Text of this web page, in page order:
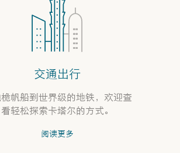
交通出行
帆船到世界级的地铁，欢迎查
看轻松探索卡塔尔的方式。
阅读更多